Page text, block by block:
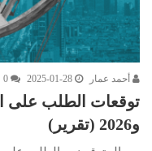
أحمد عمار 2025-01-28
0
و2026 (تقرير)